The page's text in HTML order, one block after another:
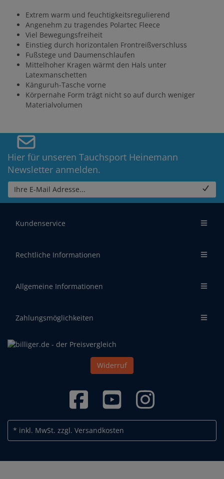
Extrem warm und feuchtigkeitsregulierend
Angenehm zu tragendes Polartec Fleece
Viel Bewegungsfreiheit
Einstieg durch horizontalen Frontreißverschluss
Fußstege und Daumenschlaufen
Mittelhoher Kragen wärmt den Hals unter
Latexmanschetten
Känguruh-Tasche vorne
Körpernahe Form trägt nicht so auf durch weniger
Materialvolumen
Hier für unseren Tauchsport Heinemann
Newsletter anmelden.
Ihre E-Mail Adresse...
Kundenservice
Rechtliche Informationen
Allgemeine Informationen
Zahlungsmöglichkeiten
Widerruf
* inkl. MwSt. zzgl. Versandkosten